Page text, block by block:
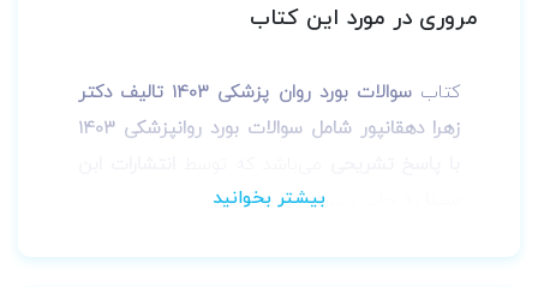
مروری در مورد این کتاب
کتاب
سوالات بورد روان پزشکی 1403 تالیف دکتر
زهرا دهقانپور شامل سوالات بورد روانپزشکی 1403
به چاپ رسیده است.